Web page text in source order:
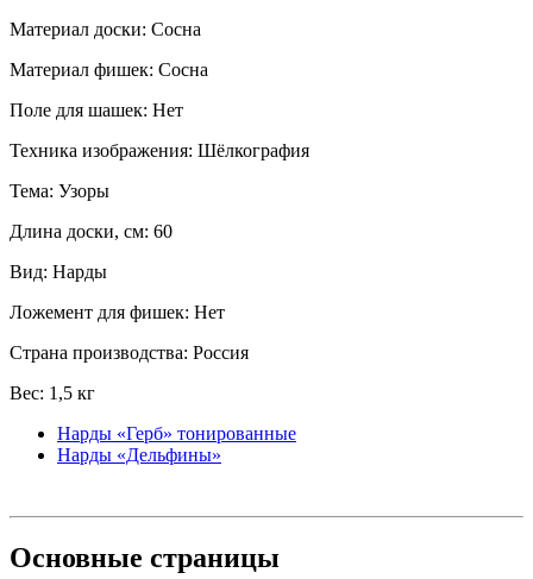
Материал доски: Сосна
Материал фишек: Сосна
Поле для шашек: Нет
Техника изображения: Шёлкография
Тема: Узоры
Длина доски, см: 60
Вид: Нарды
Ложемент для фишек: Нет
Страна производства: Россия
Вес: 1,5 кг
Нарды «Герб» тонированные
Нарды «Дельфины»
Основные страницы